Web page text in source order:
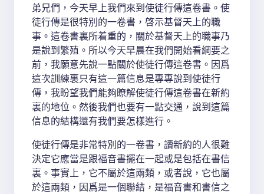
弟兄們，今天早上我們來到使徒行傳這卷書。使
徒行傳是很特別的一卷書，啓示基督天上的職
事。這卷書裏所着重的，關於基督天上的職事乃
是說到繁殖。所以今天早晨在我們開始看綱要之
前，我願意先說一點關於使徒行傳這卷書。因爲
這次訓練裏只有這一篇信息是專專說到使徒行
傳，我盼望我們能夠瞭解使徒行傳這卷書在新約
裏的地位。然後我們也要有一點交通，說到這篇
信息的結構還有我們要怎樣進行。
使徒行傳是非常特別的一卷書，讀新約的人很難
決定它應當是跟福音書擺在一起或是包括在書信
裏。事實上，它不屬於這兩類，或者說，它也屬
於這兩類，因爲是一個聯結，是福音書和書信之